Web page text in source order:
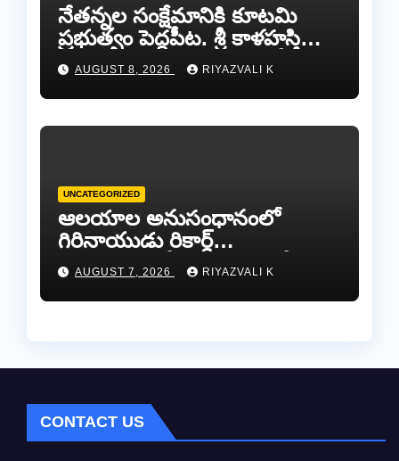
నేతన్నల సంక్షేమానికి కూటమి
ప్రభుత్వం పెద్దపీట. శ్రీ కాళహస్తి
ఎమ్మెల్యే బొజ్జల వెంకట సుధీర్ రెడ్డి.
AUGUST 8, 2026 RIYAZVALI K
UNCATEGORIZED
ఆలయాల అనుసంధానంలో
గిరినాయుడు రికార్డ్
దారినేర్పరి..రోడ్డు నిర్మాణంతో పాటు
గోవుల సంరక్షణకు ప్రాణప్రతిష్ఠ!..
AUGUST 7, 2026 RIYAZVALI K
CONTACT US